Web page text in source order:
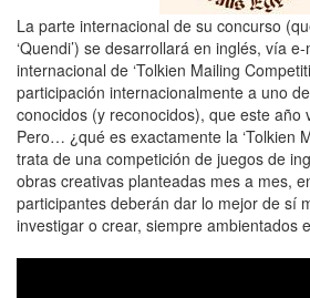
La parte internacional de su concurso
‘Quendi’) se desarrollará en inglés, vía
internacional de ‘Tolkien Mailing
participación internacionalmente a uno
conocidos (y reconocidos), que este año
Pero… ¿qué es exactamente la ‘Tolkien
trata de una competición de juegos de
obras creativas planteadas mes a mes,
participantes deberán dar lo mejor de sí
investigar o crear, siempre ambientados